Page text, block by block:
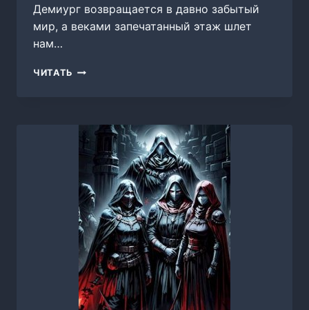
Демиург возвращается в давно забытый
мир, а веками запечатанный этаж шлет
нам…
ЧИТАТЬ ЦАРСТВО